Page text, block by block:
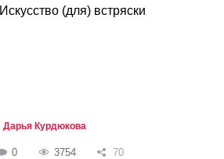
Искусство (для) встряски
Дарья Курдюкова
0 3754 70